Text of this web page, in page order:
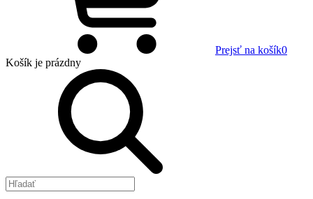
Prejsť na košík0
Košík je prázdny